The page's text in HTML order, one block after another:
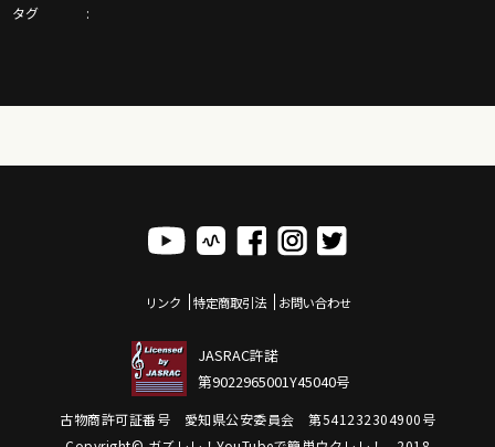
https://youtu.be/ZlWOeMx4rJ8
革新的エレキウクレレ【G-Solid】徹底解説！
NEWS▶︎▶︎▶︎ガズの新刊【ごきげん！ガズレレデイズ〜GGD】
（主婦の友社刊）
https://amzn.asia/d/8N45Xp5
タグ
リンク 特定商取引法 お問い合わせ
JASRAC許諾
第9022965001Y45040号
古物商許可証番号 愛知県公安委員会 第541232304900号